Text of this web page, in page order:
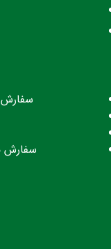
سفارش
سفارش